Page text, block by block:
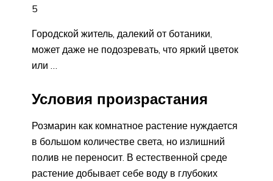
5
Городской житель, далекий от ботаники,
может даже не подозревать, что яркий цветок
или …
Условия произрастания
Розмарин как комнатное растение нуждается
в большом количестве света, но излишний
полив не переносит. В естественной среде
растение добывает себе воду в глубоких